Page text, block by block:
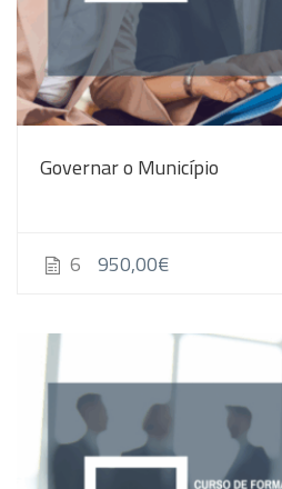
Governar o Município
6 950,00€